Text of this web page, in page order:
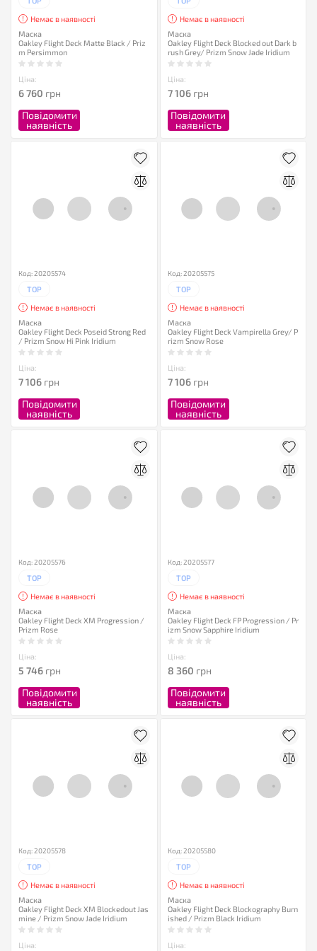
Немає в наявності
Маска
Oakley Flight Deck Matte Black / Priz
m Persimmon
Ціна:
6 760 грн
Повідомити
наявність
Немає в наявності
Маска
Oakley Flight Deck Blocked out Dark b
rush Grey/ Prizm Snow Jade Iridium
Ціна:
7 106грн
Повідомити
наявність
Код: 20205574
TOP
Немає в наявності
Маска
Oakley Flight Deck Poseid Strong Red
/ Prizm Snow Hi Pink Iridium
Ціна:
7 106 грн
Повідомити
наявність
Код: 20205575
TOP
Немає в наявності
Маска
Oakley Flight Deck Vampirella Grey/ P
rizm Snow Rose
Ціна:
7 106грн
Повідомити
наявність
Код: 20205576
TOP
Немає в наявності
Маска
Oakley Flight Deck XM Progression /
Prizm Rose
Ціна:
5 746 грн
Повідомити
наявність
Код: 20205577
TOP
Немає в наявності
Маска
Oakley Flight Deck FP Progression / Pr
izm Snow Sapphire Iridium
Ціна:
8 360 грн
Повідомити
наявність
Код: 20205578
TOP
Немає в наявності
Маска
Oakley Flight Deck XM Blockedout Jas
mine / Prizm Snow Jade Iridium
Ціна:
Код: 20205580
TOP
Немає в наявності
Маска
Oakley Flight Deck Blockography Burn
ished / Prizm Black Iridium
Ціна: